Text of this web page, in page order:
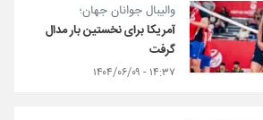
والیبال جوانان جهان؛
آمریکا برای نخستین بار مدال
گرفت
۱۴:۳۷ - ۱۴۰۴/۰۶/۰۹